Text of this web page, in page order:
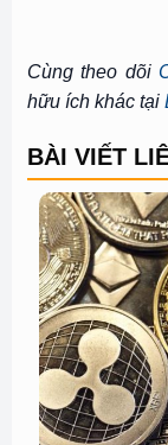
Cùng theo dõi
hữu ích khác tại
BÀI VIẾT